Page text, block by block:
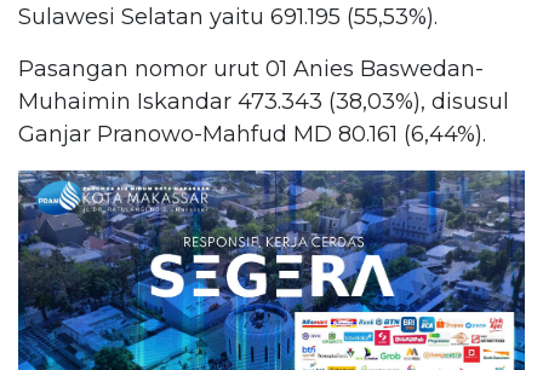
Sulawesi Selatan yaitu 691.195 (55,53%).
Pasangan nomor urut 01 Anies Baswedan-
Muhaimin Iskandar 473.343 (38,03%), disusul
Ganjar Pranowo-Mahfud MD 80.161 (6,44%).